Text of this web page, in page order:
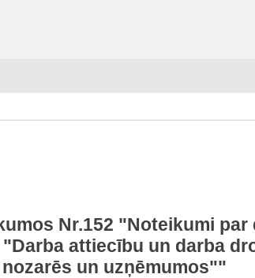
Nr.152 "Noteikumi
attiecību un darba
un uzņēmumos""